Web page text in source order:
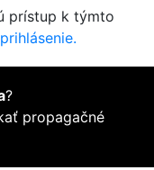
prístup k týmto
?
propagačné